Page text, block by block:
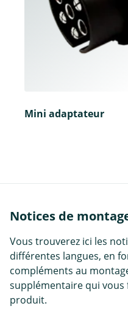
Mini adaptateur
Notices de
Vous trouverez ici les
différentes langues, en
compléments au
supplémentaire qui
produit.